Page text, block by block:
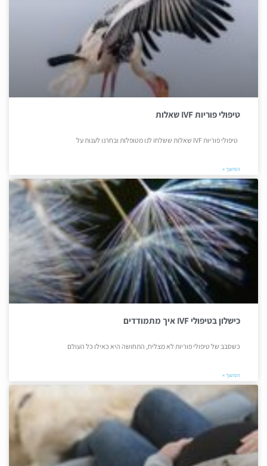
טיפולי פוריות IVF שאלות
טיפולי פוריות IVF שאלות ששלחו לנו מטופלות ובחרנו לענות על
המשך »
כישלון בטיפולי IVF איך מתמודדים
כשסבב של טיפולי פוריות לא מצליח, התחושה היא כאילו כל העולם
המשך »